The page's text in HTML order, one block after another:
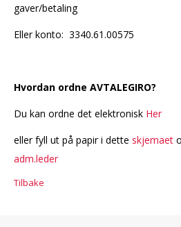
gaver/betaling
Eller konto: 3340.61.00575
Hvordan ordne AVTALEGIRO?
Du kan ordne det elektronisk Her
eller fyll ut på papir i dette skjemaet
adm.leder
Tilbake